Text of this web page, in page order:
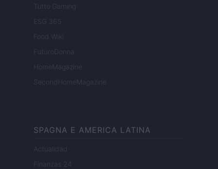
Tutto Gaming
ESG 365
Food Wiki
FuturoDonna
HomeMagazine
SecondHomeMagazine
SPAGNA E AMERICA LATINA
Actualidad
Finanzas 24